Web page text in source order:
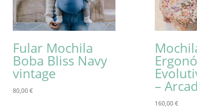
Fular Mochila
Boba Bliss Navy
vintage
80,00€ –
160,00€